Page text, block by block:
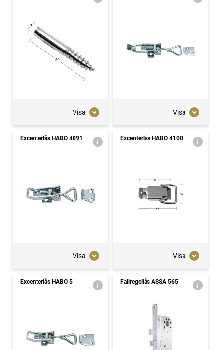
Visa Visa
Excenterlås HABO 4091
Visa
Excenterlås HABO 4100
Visa
Excenterlås HABO 5 Fallregellås ASSA 565